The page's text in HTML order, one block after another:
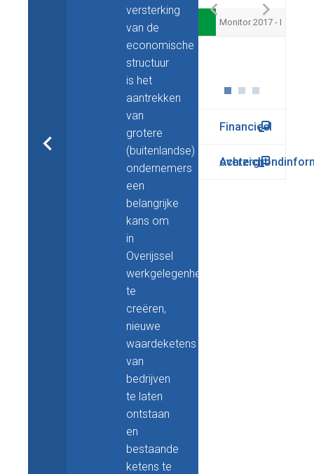
versterking
van de
economische
structuur
is het
aantrekken
van
grotere
(buitenlandse)
ondernemers
een
belangrijke
kans om
in
Overijssel
werkgelegenheid
te
creëren,
nieuwe
waardeketens
van
bedrijven
te laten
ontstaan
en
bestaande
ketens te
Reserve Uitvoering Kwaliteit van Overijssel
Monitor 2017 - I
Financieel
overzicht